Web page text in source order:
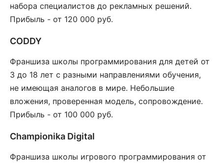
набора специалистов до рекламных решений.
Прибыль - от 120 000 руб.
CODDY
Франшиза школы программирования для детей от
3 до 18 лет с разными направлениями обучения,
не имеющая аналогов в мире. Небольшие
вложения, проверенная модель, сопровождение.
Прибыль - от 100 000 руб.
Championika Digital
Франшиза школы игрового программирования от